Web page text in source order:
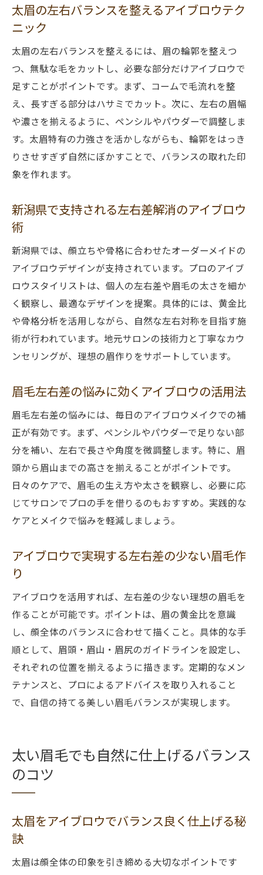
太眉の左右バランスを整えるアイブロウテク
ニック
太眉の左右バランスを整えるには、眉の輪郭を整えつ
つ、無駄な毛をカットし、必要な部分だけアイブロウで
足すことがポイントです。まず、コームで毛流れを整
え、長すぎる部分はハサミでカット。次に、左右の眉幅
や濃さを揃えるように、ペンシルやパウダーで調整しま
す。太眉特有の力強さを活かしながらも、輪郭をはっき
りさせすぎず自然にぼかすことで、バランスの取れた印
象を作れます。
新潟県で支持される左右差解消のアイブロウ
術
新潟県では、顔立ちや骨格に合わせたオーダーメイドの
アイブロウデザインが支持されています。プロのアイブ
ロウスタイリストは、個人の左右差や眉毛の太さを細か
く観察し、最適なデザインを提案。具体的には、黄金比
や骨格分析を活用しながら、自然な左右対称を目指す施
術が行われています。地元サロンの技術力と丁寧なカウ
ンセリングが、理想の眉作りをサポートしています。
眉毛左右差の悩みに効くアイブロウの活用法
眉毛左右差の悩みには、毎日のアイブロウメイクでの補
正が有効です。まず、ペンシルやパウダーで足りない部
分を補い、左右で長さや角度を微調整します。特に、眉
頭から眉山までの高さを揃えることがポイントです。
日々のケアで、眉毛の生え方や太さを観察し、必要に応
じてサロンでプロの手を借りるのもおすすめ。実践的な
ケアとメイクで悩みを軽減しましょう。
アイブロウで実現する左右差の少ない眉毛作
り
アイブロウを活用すれば、左右差の少ない理想の眉毛を
作ることが可能です。ポイントは、眉の黄金比を意識
し、顔全体のバランスに合わせて描くこと。具体的な手
順として、眉頭・眉山・眉尻のガイドラインを設定し、
それぞれの位置を揃えるように描きます。定期的なメン
テナンスと、プロによるアドバイスを取り入れること
で、自信の持てる美しい眉毛バランスが実現します。
太い眉毛でも自然に仕上げるバランス
のコツ
太眉をアイブロウでバランス良く仕上げる秘
訣
太眉は顔全体の印象を引き締める大切なポイントです